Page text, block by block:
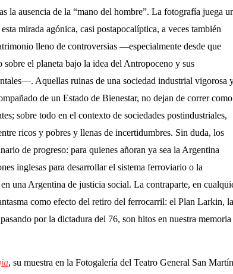
la ausencia de la “mano del hombre”. La fotografía juega
mirada agónica, casi postapocalíptica, a veces también
lleno de controversias —especialmente desde que
sobre el planeta bajo la idea del Antropoceno y sus
—. Aquellas ruinas de una sociedad industrial vigorosa
de un Estado de Bienestar, no dejan de correr como
sobre todo en el contexto de sociedades postindustriales,
ricos y pobres y llenas de incertidumbres. Sin duda, los
de progreso: para quienes añoran ya sea la Argentina
inglesas para desarrollar el sistema ferroviario o la
una Argentina de justicia social. La contraparte, en
como efecto del retiro del ferrocarril: el Plan Larkin, la
por la dictadura del 76, son hitos en nuestra memoria
, su muestra en la Fotogalería del Teatro General San